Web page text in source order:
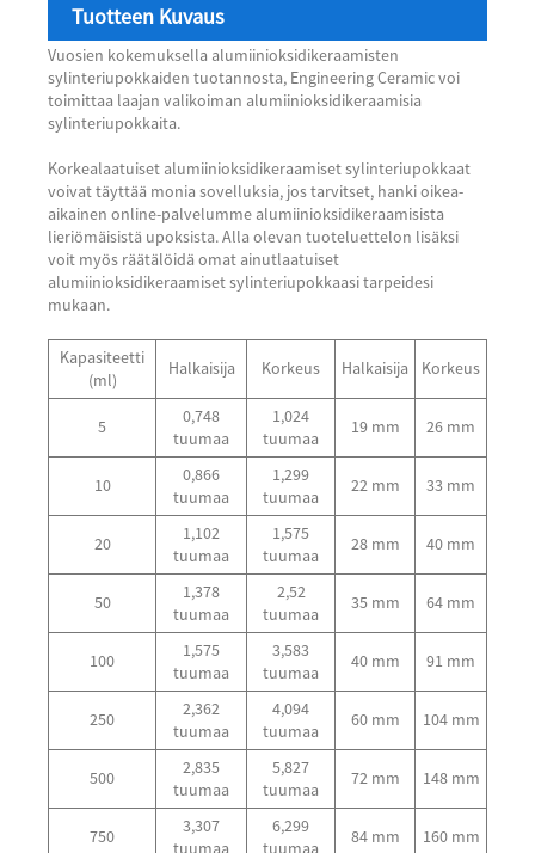
Tuotteen Kuvaus
Vuosien kokemuksella alumiinioksidikeraamisten
sylinteriupokkaiden tuotannosta, Engineering Ceramic voi
toimittaa laajan valikoiman alumiinioksidikeraamisia
sylinteriupokkaita.
Korkealaatuiset alumiinioksidikeraamiset sylinteriupokkaat
voivat täyttää monia sovelluksia, jos tarvitset, hanki oikea-
aikainen online-palvelumme alumiinioksidikeraamisista
lieriömäisistä upoksista. Alla olevan tuoteluettelon lisäksi
voit myös räätälöidä omat ainutlaatuiset
alumiinioksidikeraamiset sylinteriupokkaasi tarpeidesi
mukaan.
Kapasiteetti
(ml)
Halkaisija Korkeus Halkaisija Korkeus
5
0,748
tuumaa
1,024
tuumaa
19 mm 26 mm
10
0,866
tuumaa
1,299
tuumaa
22 mm 33 mm
20
1,102
tuumaa
1,575
tuumaa
28 mm 40 mm
50
1,378
tuumaa
2,52
tuumaa
35 mm 64 mm
100
1,575
tuumaa
3,583
tuumaa
40 mm 91 mm
250
2,362
tuumaa
4,094
tuumaa
60 mm 104 mm
500
2,835
tuumaa
5,827
tuumaa
72 mm 148 mm
750
3,307
6,299
84 mm 160 mm